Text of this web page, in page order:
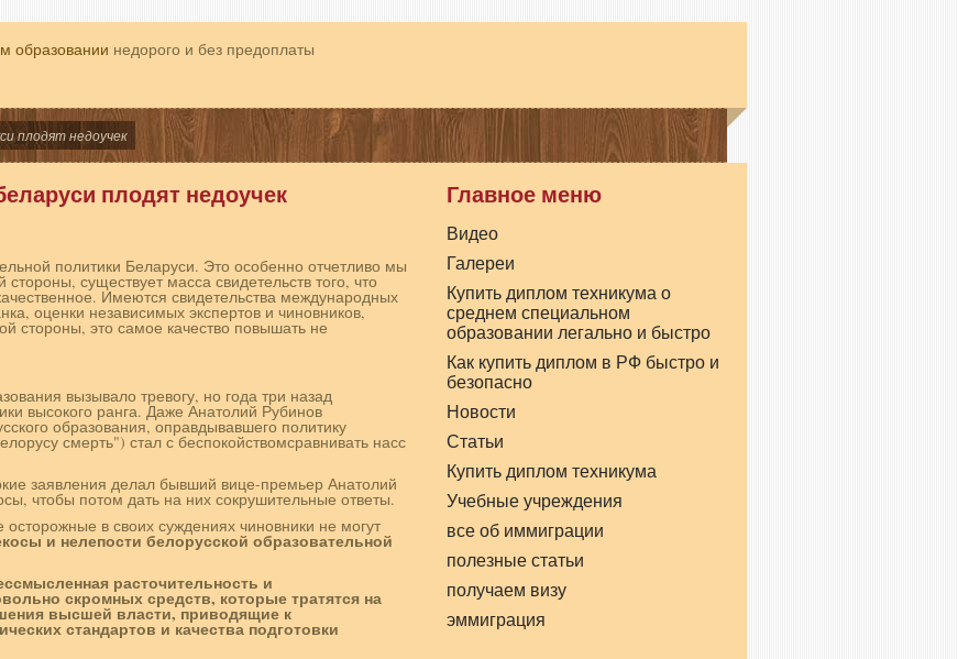
образовании недорого и без предоплаты
плодят недоучек
плодят недоучек
политики Беларуси. Это особенно отчетливо мы
существует масса свидетельств того, что
Имеются свидетельства международных
оценки независимых экспертов и чиновников,
стороны, это самое качество повышать не
вызывало тревогу, но года три назад
высокого ранга. Даже Анатолий Рубинов
образования, оправдывавшего политику
смерть") стал с беспокойствомсравнивать насс
заявления делал бывший вице-премьер Анатолий
чтобы потом дать на них сокрушительные ответы.
в своих суждениях чиновники не могут
и нелепости белорусской образовательной
расточительность и
скромных средств, которые тратятся на
высшей власти, приводящие к
стандартов и качества подготовки
Главное меню
Видео
Галереи
Купить диплом техникума о
среднем специальном
образовании легально и быстро
Как купить диплом в РФ быстро и
безопасно
Новости
Статьи
Купить диплом техникума
Учебные учреждения
все об иммиграции
полезные статьи
получаем визу
эммиграция